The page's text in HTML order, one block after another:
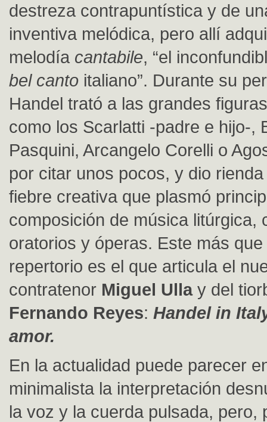
destreza contrapuntística y de
inventiva melódica, pero allí
melodía cantabile, “el
bel canto italiano”. Durante su
Handel trató a las grandes
como los Scarlatti -padre e hijo-,
Pasquini, Arcangelo Corelli o
por citar unos pocos, y dio
fiebre creativa que plasmó
composición de música litúrgica,
oratorios y óperas. Este más
repertorio es el que articula el
contratenor Miguel Ullay del
Fernando Reyes: Handel in
amor.
En la actualidad puede parecer
minimalista la interpretación
la voz y la cuerda pulsada, pero,